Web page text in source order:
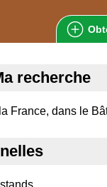
recherche
France, dans le